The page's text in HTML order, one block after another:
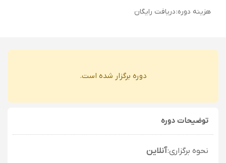
هزینه دوره:دریافت رایگان
دوره برگزار شده است.
توضیحات دوره
نحوه برگزاری:آنلاین